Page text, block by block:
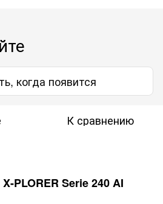
когда появится
К сравнению
PLORER Serie 240 AI